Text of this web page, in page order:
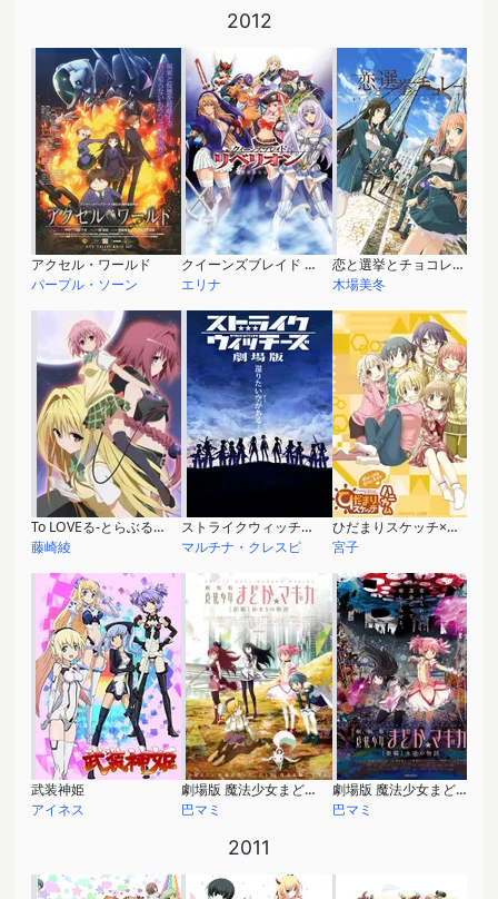
2012
アクセル・ワールド
パープル・ソーン
クイーンズブレイド リベリオン
エリナ
恋と選挙とチョコレート
木場美冬
To LOVEる-とらぶる- ダークネス
藤崎綾
ストライクウィッチーズ 劇場版
マルチナ・クレスピ
ひだまりスケッチ×ハニカム
宮子
武装神姫
アイネス
劇場版 魔法少女まどか☆マギカ [前編] 始まりの物語
巴マミ
劇場版 魔法少女まどか☆マギカ [後編] 永遠の物語
巴マミ
2011